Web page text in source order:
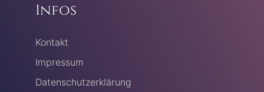
Infos
Kontakt
Impressum
Datenschutzerklärung